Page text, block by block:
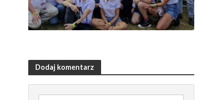
Dodaj komentarz